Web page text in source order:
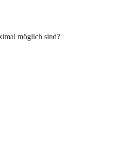
möglich sind?